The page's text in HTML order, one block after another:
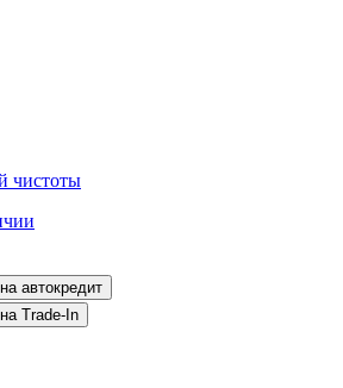
чистоты
на автокредит
на Trade-In